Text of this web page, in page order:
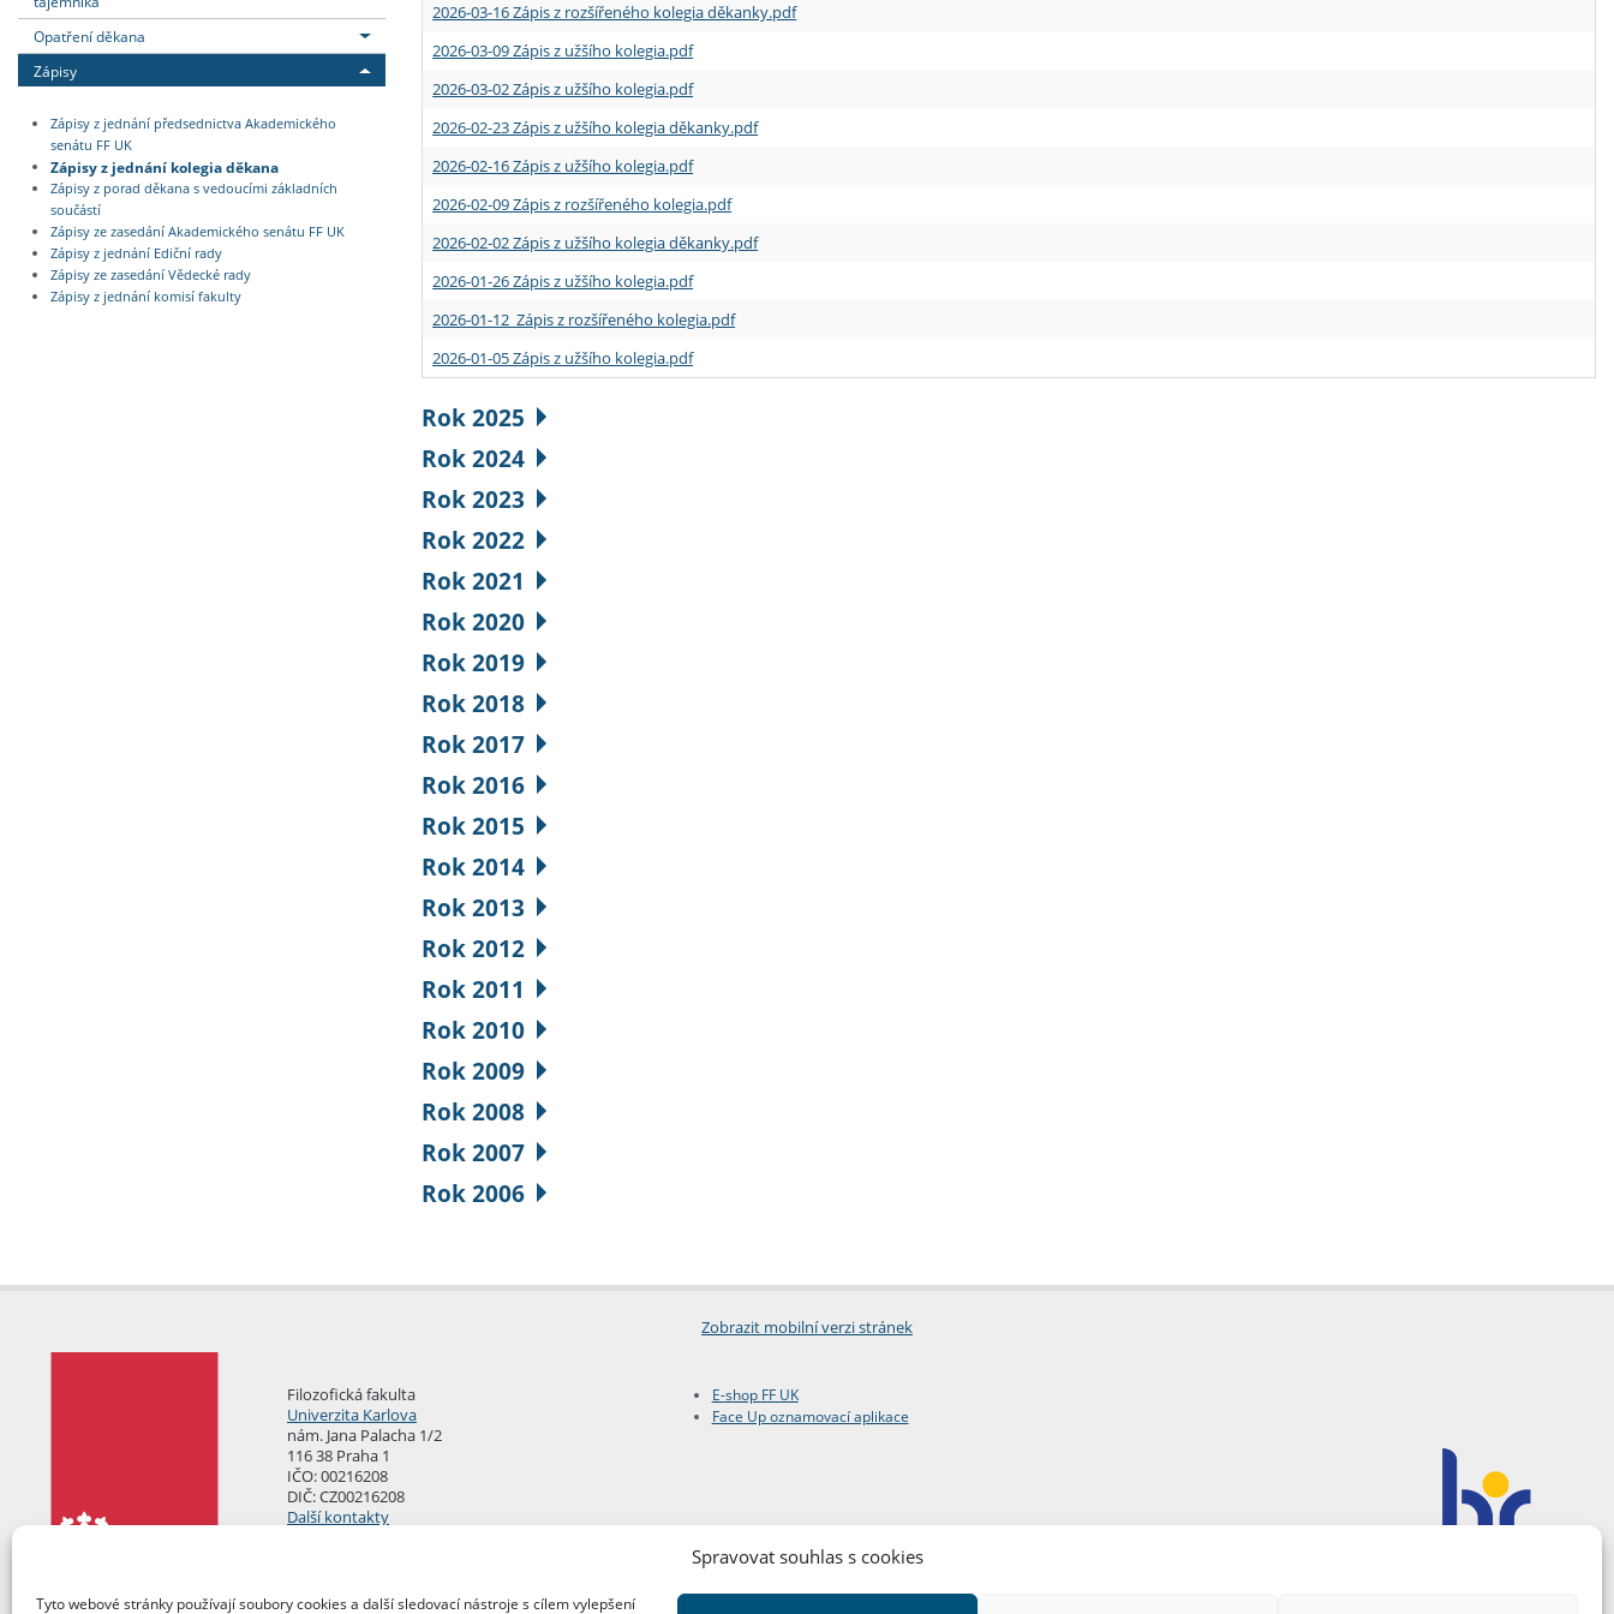
Spravovat souhlas s cookies
Tyto webové stránky používají soubory cookies a další sledovací nástroje s cílem vylepšení
Opatření děkana
Zápisy
Zápisy z jednání předsednictva Akademického
senátu FF UK
Zápisy z jednání kolegia děkana
Zápisy z porad děkana s vedoucími základních
součástí
Zápisy ze zasedání Akademického senátu FF UK
Zápisy z jednání Ediční rady
Zápisy ze zasedání Vědecké rady
Zápisy z jednání komisí fakulty
2026-03-16 Zápis z rozšířeného kolegia děkanky.pdf
2026-03-09 Zápis z užšího kolegia.pdf
2026-03-02 Zápis z užšího kolegia.pdf
2026-02-23 Zápis z užšího kolegia děkanky.pdf
2026-02-16 Zápis z užšího kolegia.pdf
2026-02-09 Zápis z rozšířeného kolegia.pdf
2026-02-02 Zápis z užšího kolegia děkanky.pdf
2026-01-26 Zápis z užšího kolegia.pdf
2026-01-12 Zápis z rozšířeného kolegia.pdf
2026-01-05 Zápis z užšího kolegia.pdf
Rok 2025
Rok 2024
Rok 2023
Rok 2022
Rok 2021
Rok 2020
Rok 2019
Rok 2018
Rok 2017
Rok 2016
Rok 2015
Rok 2014
Rok 2013
Rok 2012
Rok 2011
Rok 2010
Rok 2009
Rok 2008
Rok 2007
Rok 2006
Zobrazit mobilní verzi stránek
Filozofická fakulta
Univerzita Karlova
nám. Jana Palacha 1/2
116 38 Praha 1
IČO: 00216208
DIČ: CZ00216208
Další kontakty
E-shop FF UK
Face Up oznamovací aplikace